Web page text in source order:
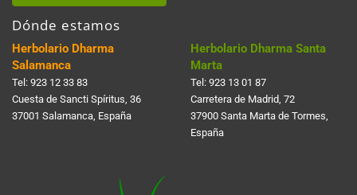
Dónde estamos
Herbolario Dharma
Salamanca
Tel: 923 12 33 83
Cuesta de Sancti Spí­ritus, 36
37001 Salamanca, España
Herbolario Dharma Santa
Marta
Tel: 923 13 01 87
Carretera de Madrid, 72
37900 Santa Marta de Tormes,
España